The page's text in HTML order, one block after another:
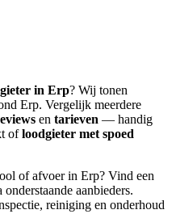
in Erp? Wij tonen
Erp. Vergelijk meerdere
en tarieven — handig
ofloodgieter met spoed
of afvoer in Erp? Vind een
aanbieders.
reiniging en onderhoud